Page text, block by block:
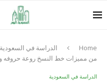
Home
الدراسة في السعودية
من مميزات خط النسخ روعة حروفه
الدراسة في السعودية